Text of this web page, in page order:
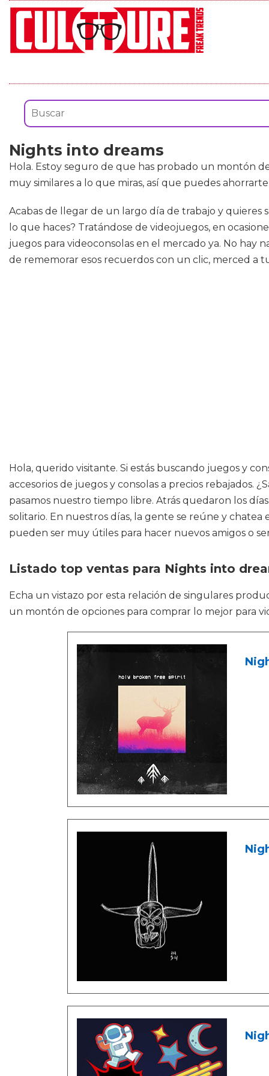
Nights into dreams
Hola. Estoy seguro de que has probado un montón
muy similares a lo que miras, así que puedes
Acabas de llegar de un largo día de trabajo y
lo que haces? Tratándose de videojuegos, en
juegos para videoconsolas en el mercado ya. No hay
de rememorar esos recuerdos con un clic, merced a
Hola, querido visitante. Si estás buscando juegos y
accesorios de juegos y consolas a precios rebajados.
pasamos nuestro tiempo libre. Atrás quedaron los
solitario. En nuestros días, la gente se reúne y
pueden ser muy útiles para hacer nuevos amigos o
Listado top ventas para Nights into
Echa un vistazo por esta relación de singulares
un montón de opciones para comprar lo mejor para